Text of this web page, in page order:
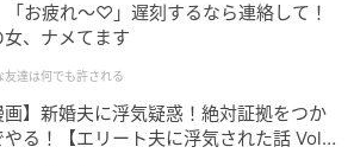
お疲れ〜♡」遅刻するなら連絡して！
女、ナメてます
友達は何でも許される
画】新婚夫に浮気疑惑！絶対証拠をつか
やる！【エリート夫に浮気された話 Vol.